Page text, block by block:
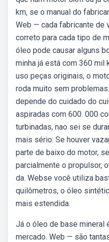
km, se o manual do
Web — cada fabricante de
correto para cada tipo de
óleo pode causar alguns
minha já está com 360 mil
uso peças originais, o
roda muito sem
depende do cuidado do
aspiradas com 600. 000
turbinadas, nao sei se
mais sério: Se houver
parte de baixo do motor,
parcialmente o propulsor,
da. Webse você utiliza
quilômetros, o óleo
mais estendida.
Já o óleo de base mineral
mercado. Web — são